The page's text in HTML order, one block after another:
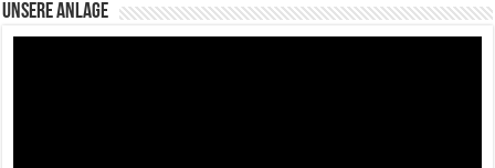
Unsere Anlage